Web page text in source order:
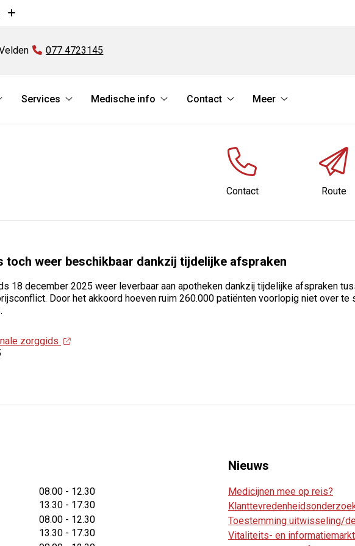
Tekst
10%
Tel:
077 4723145
Services
submenu
Medische info
info
Contact
submenu
Meer
submenu
Contact Route
toch weer beschikbaar dankzij tijdelijke afspraken
18 december 2025 weer leverbaar aan apotheken dankzij tijdelijke afspraken
Door het akkoord hoeven ruim 260.000 patiënten voorlopig niet over te
zorggids
08.00 tot
- 12.30
13.30 tot
- 17.30
08.00 tot
- 12.30
13.30 tot
- 17.30
Nieuws
Medicijnen mee op reis?
Toestemming uitwisseling/
Vitaliteits- en